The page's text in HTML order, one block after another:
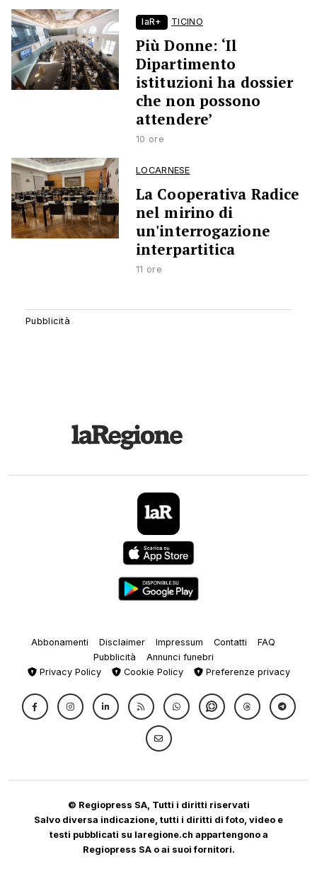
laR+ TICINO
Più Donne: ‘Il
Dipartimento
istituzioni ha dossier
che non possono
attendere’
10 ore
LOCARNESE
La Cooperativa Radice
nel mirino di
un'interrogazione
interpartitica
11 ore
Abbonamenti Disclaimer Impressum Contatti
FAQ
Pubblicità
Annunci funebri
Privacy Policy
Cookie Policy Preferenze privacy
© Regiopress SA, Tutti i diritti riservati
Salvo diversa indicazione, tutti i diritti di foto, video e
testi pubblicati su laregione.ch appartengono a
Regiopress SA o ai suoi fornitori.